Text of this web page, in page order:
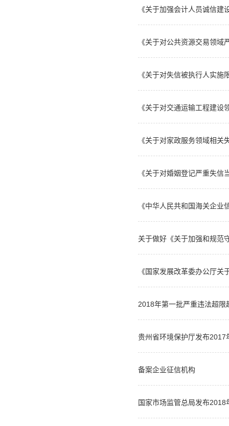
《关于加强会计人员诚信
《关于对公共资源交易领
《关于对失信被执行人实
《关于对交通运输工程建
《关于对家政服务领域相
《关于对婚姻登记严重失
《中华人民共和国海关企业
关于做好《关于加强和规范
《国家发展改革委办公厅
2018年第一批严重违法超
贵州省环境保护厅发布2017
备案企业征信机构
国家市场监管总局发布